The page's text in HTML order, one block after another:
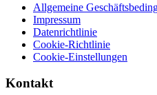
Allgemeine
Impressum
Datenrichtlinie
Cookie-Richtlinie
Cookie-Einstellungen
Kontakt